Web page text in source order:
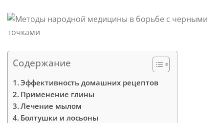
Содержание
Эффективность домашних рецептов
Применение глины
Лечение мылом
Болтушки и лосьоны